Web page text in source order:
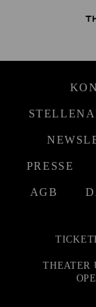
PRESSE
AGB
THEATER